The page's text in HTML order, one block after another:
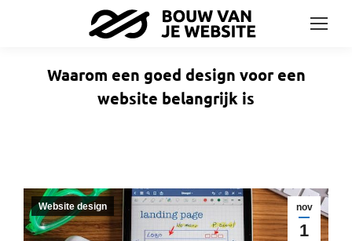
Waarom een goed design voor een
website belangrijk is
nov
1
Website design